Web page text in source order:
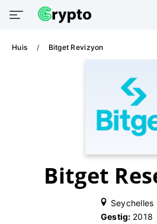
Huis Bitget Revizyon
Bitget
Seychelles
Gestig: 2018